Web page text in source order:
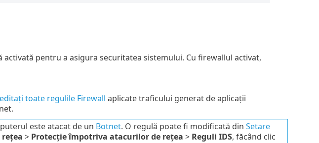
activată pentru a asigura securitatea sistemului. Cu firewallul activat,
toate regulile Firewall aplicate traficului generat de aplicații
este atacat de un Botnet. O regulă poate fi modificată din Setare
rețea > Protecție împotriva atacurilor de rețea > Reguli IDS, făcând clic